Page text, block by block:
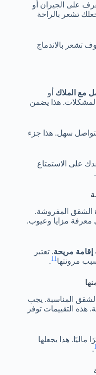
على الجيران أو
تشعر بالراحة
تشعر بالاندماج
مع الملاك أو
هذا يضمن
سهل. هذا جزء
على الاستمتاع
.
الشقق المفروشة.
معرفة مزايا وعيوب.
إقامة مريحة. تعتبر
مرونتها11
.
المناسبة. يجب
هذه التقييمات توفر
هذا يجعلها
.